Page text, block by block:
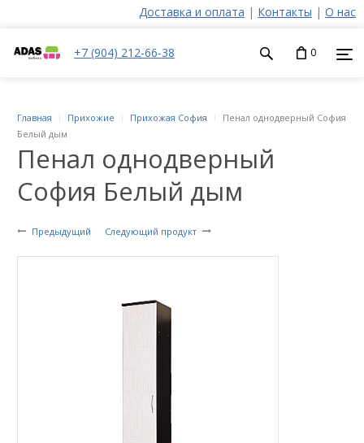
Доставка и оплата | Контакты | О нас
+7 (904) 212-66-38 0
Пенал однодверный
София Белый дым
Предыдущий Следующий продукт
Главная Прихожие Прихожая София
Пенал однодверный София
Белый дым